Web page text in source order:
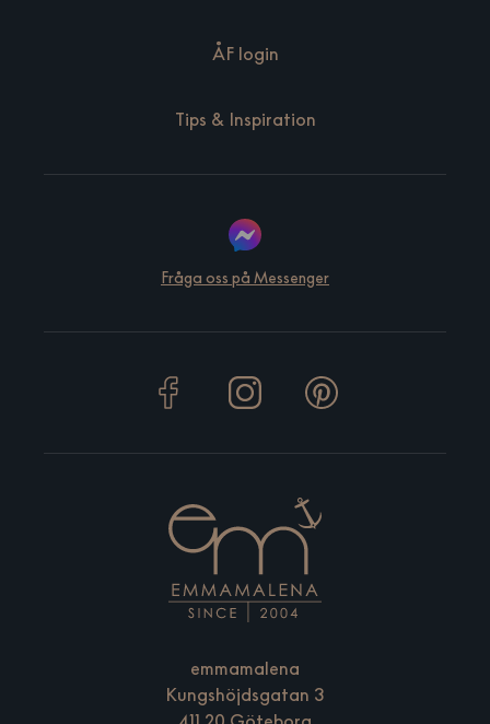
ÅF login
Tips & Inspiration
Fråga oss på Messenger
emmamalena
Kungshöjdsgatan 3